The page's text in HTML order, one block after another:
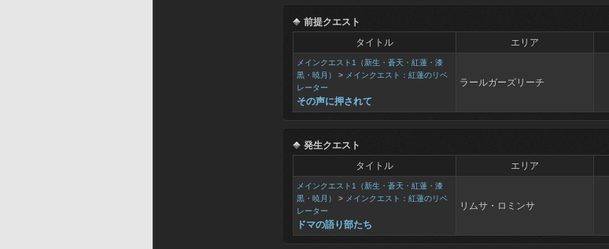
前提クエスト
タイトル
エリア
メインクエスト1（新生・蒼天・紅蓮・漆
黒・暁月）
> メインクエスト：紅蓮のリベ
レーター
その声に押されて
ラールガーズリーチ
発生クエスト
タイトル
エリア
メインクエスト1（新生・蒼天・紅蓮・漆
黒・暁月）
> メインクエスト：紅蓮のリベ
レーター
ドマの語り部たち
リムサ・ロミンサ